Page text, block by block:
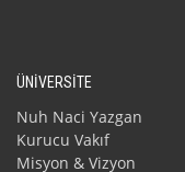
ÜNİVERSİTE
Nuh Naci Yazgan
Kurucu Vakıf
Misyon & Vizyon